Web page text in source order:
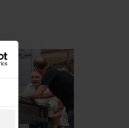
- Polen
Spansk - Spania
- Danmark
- Norway
Svensk - Sverige
English - Ireland
English - Canada
Middle East